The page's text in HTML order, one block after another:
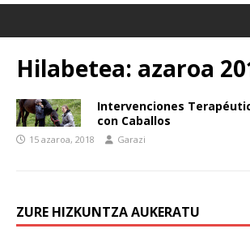
Hilabetea: azaroa
Intervenciones
con Caballos
15 azaroa, 2018 Garazi
ZURE HIZKUNTZA AUKERATU